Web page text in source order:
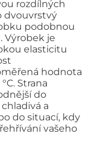
rozdílných
dvouvrstvý
podobnou
je
elasticitu
hodnota
Strana
do
a
do situací, kdy
vašeho